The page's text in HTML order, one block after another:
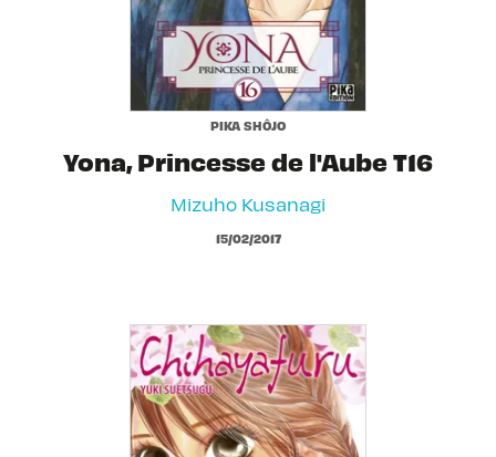
PIKA SHÔJO
Yona, Princesse de l'Aube T16
Mizuho Kusanagi
15/02/2017